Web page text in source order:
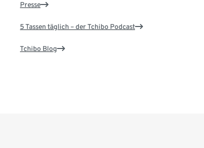
Presse
5 Tassen täglich – der Tchibo Podcast
Tchibo Blog